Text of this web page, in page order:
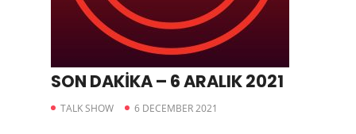
SON DAKİKA – 6 ARALIK 2021
TALK SHOW 6 DECEMBER 2021